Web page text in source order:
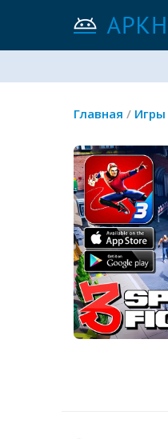
Главная / Игры